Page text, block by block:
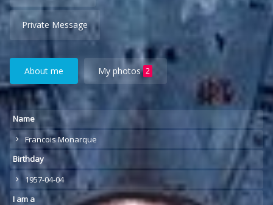
Private Message
About me My photos 2
Name
Francois Monarque
Birthday
1957-04-04
I am a